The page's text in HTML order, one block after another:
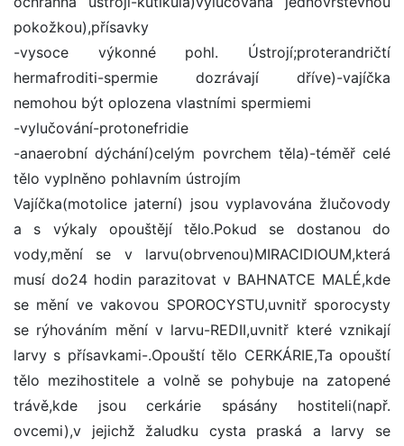
pokožkou),přísavky
-vysoce výkonné pohl. Ústrojí;proterandričtí
hermafroditi-spermie dozrávají dříve)-vajíčka
nemohou být oplozena vlastními spermiemi
-vylučování-protonefridie
-anaerobní dýchání)celým povrchem těla)-téměř celé
tělo vyplněno pohlavním ústrojím
Vajíčka(motolice jaterní) jsou vyplavována žlučovody
a s výkaly opouštějí tělo.Pokud se dostanou do
vody,mění se v larvu(obrvenou)MIRACIDIOUM,která
musí do24 hodin parazitovat v BAHNATCE MALÉ,kde
se mění ve vakovou SPOROCYSTU,uvnitř sporocysty
se rýhováním mění v larvu-REDII,uvnitř které vznikají
larvy s přísavkami-.Opouští tělo CERKÁRIE,Ta opouští
tělo mezihostitele a volně se pohybuje na zatopené
trávě,kde jsou cerkárie spásány hostiteli(např.
ovcemi),v jejichž žaludku cysta praská a larvy se